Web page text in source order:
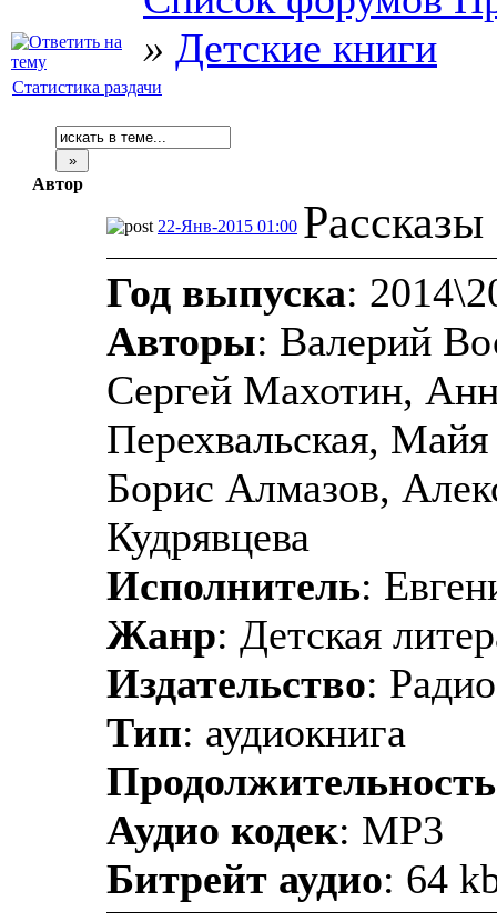
» Детские книги
Статистика раздачи
Автор
22-Янв-2015 01:00
Год выпуска:
Авторы: Валерий
Сергей Махотин,
Перехвальская,
Борис Алмазов,
Кудрявцева
Исполнитель:
Жанр: Детская
Издательство:
Тип: аудиокнига
Продолжительность
Аудио кодек: MP3
Битрейт аудио: 64